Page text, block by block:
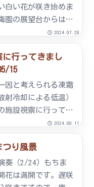
白い花が咲き始めま
園の展望台からは梅
々が一望できます。
眼鏡も備え付けてい
の自然美をお楽しみ
8日現在、梅園で
が梅の枝を１本
2024.07.29
に行ってきまし
15
因と考えられる凍霜
射冷却による低温）
施設視察に行ってき
は大分県日立市。こ
小梅」が栽培され、
り2～3月の平均最低
以前より凍霜害に遭
。本年より
2024.09.11
つり風景
奏（2/24）もちま
花は満開です。遅咲